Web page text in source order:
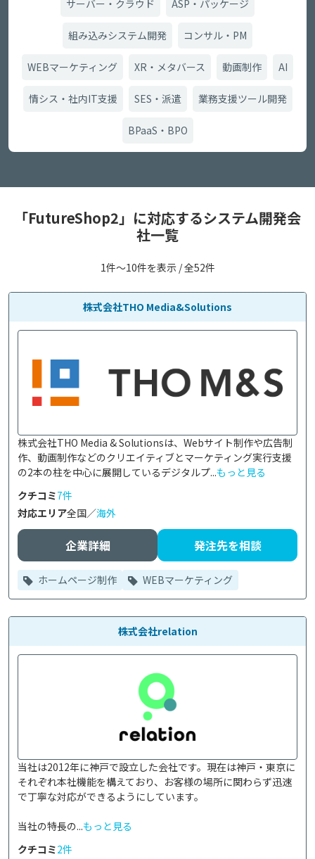
サーバー・クラウド ASP・パッケージ
組み込みシステム開発 コンサル・PM
WEBマーケティング XR・メタバース 動画制作 AI
情シス・社内IT支援 SES・派遣 業務支援ツール開発
BPaaS・BPO
「FutureShop2」に対応するシステム開発会
社一覧
1件〜10件を表示 / 全52件
株式会社THO Media&Solutions
株式会社THO Media & Solutionsは、Webサイト制作や広告制
作、動画制作などのクリエイティブとマーケティング実行支援
の2本の柱を中心に展開しているデジタルプ...もっと見る
クチコミ7件
対応エリア全国／海外
企業詳細 発注先を相談
ホームページ制作 WEBマーケティング
株式会社relation
当社は2012年に神戸で設立した会社です。現在は神戸・東京に
それぞれ本社機能を構えており、お客様の場所に関わらず迅速
で丁寧な対応ができるようにしています。
当社の特長の...もっと見る
クチコミ2件